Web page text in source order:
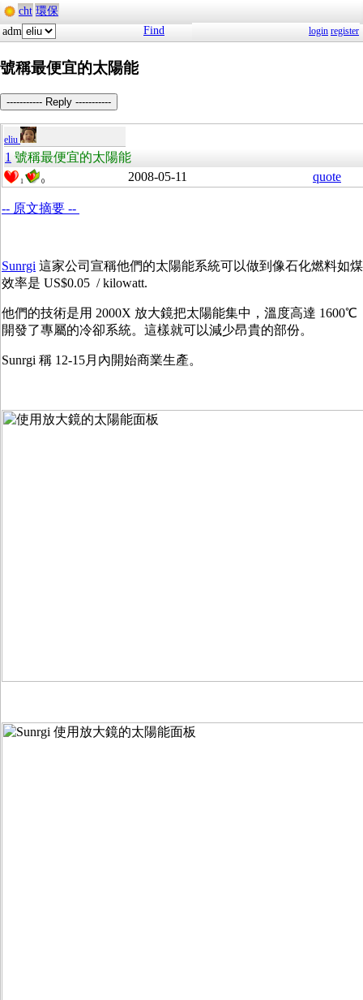
cht 環保
adm
Find login register
號稱最便宜的太陽能
----------- Reply -----------
eliu
1 號稱最便宜的太陽能
1 0 2008-05-11 quote
-- 原文摘要 --
Sunrgi 這家公司宣稱他們的太陽能系統可以做到像石化燃料如
效率是 US$0.05 / kilowatt.
他們的技術是用 2000X 放大鏡把太陽能集中，溫度高達 1600℃
開發了專屬的冷卻系統。這樣就可以減少昂貴的部份。
Sunrgi 稱 12-15月內開始商業生產。